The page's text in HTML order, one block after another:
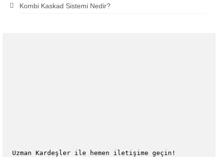
Kombi Kaskad Sistemi Nedir?
Uzman Kardeşler ile hemen iletişime geçin!